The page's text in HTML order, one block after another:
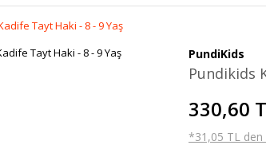
Tayt Haki - 8 - 9 Yaş
PundiKids
Pundikids
330,60
*31,05 TL den